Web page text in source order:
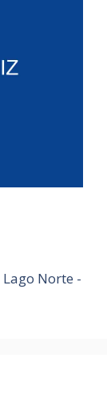
Lago Norte -